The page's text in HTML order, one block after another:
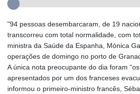
"94 pessoas desembarcaram, de 19
transcorreu com total normalidade, com
ministra da Saúde da Espanha, Mónica
operações de domingo no porto de
A única nota preocupante do dia foram
apresentados por um dos franceses
informou o primeiro-ministro francês,